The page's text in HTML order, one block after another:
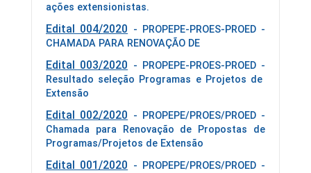
ações extensionistas.
Edital 004/2020 - PROPEPE-PROES-PROED -
CHAMADA PARA RENOVAÇÃO DE
Edital 003/2020 - PROPEPE-PROES-PROED -
Resultado seleção Programas e Projetos de
Extensão
Edital 002/2020 - PROPEPE/PROES/PROED -
Chamada para Renovação de Propostas de
Programas/Projetos de Extensão
Edital 001/2020 - PROPEPE/PROES/PROED -